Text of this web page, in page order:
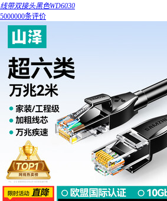
线带双接头黑色WD6030
5000000条评价